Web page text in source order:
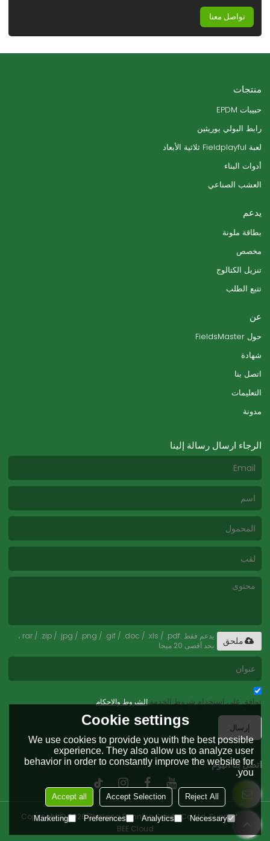
تواصل معنا
منتجات
حبيبات EPDM
رابط البولي يوريثين
لعبة Fieldplayful ثلاثية الأبعاد
أدوات البناء
العشب الصناعي
يدعم
بطاقة ملونة
مخصص
تنزيل الكتالوج
تتبع الطلب
عن
حول FieldsMaster
شهادة
اتصل بنا
التعليمات
مدونة
الرجاء ارسال رسالة إلينا
يدعم فقط .rar / .zip / .jpg / .png / .gif / .doc / .xls / .pdf ،
بحد أقصى 20 ميجا
ملحق
توافق على استخدام شروط الخدمة,الشروط والاحكام
إرسال
اتصل بنا اليوم
Copyright © 2026Zhejiang Running Sports Co.,Ltd.Support By
BEE Cloud
Cookie settings
We use cookies to provide you with the best possible
experience. They also allow us to analyze user
behavior in order to constantly improve the website for
you.
Reject All
Accept Selection
Accept all
Necessary
Analytics
Preferences
Marketing